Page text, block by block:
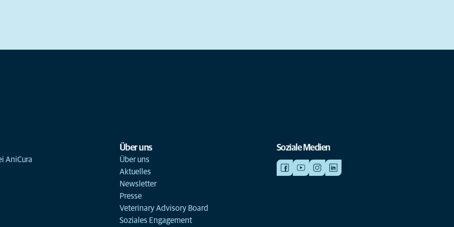
AniCura
Über uns
Über uns
Aktuelles
Newsletter
Presse
Veterinary Advisory Board
Soziales Engagement
Soziale Medien